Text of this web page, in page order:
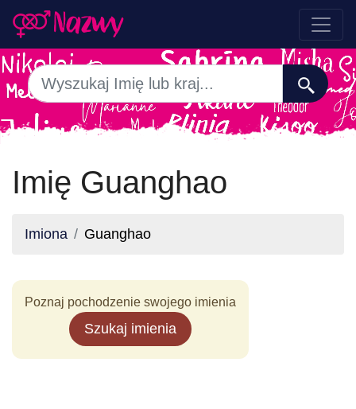
Imię Guanghao
Imiona Guanghao
Poznaj pochodzenie swojego imienia
Szukaj imienia